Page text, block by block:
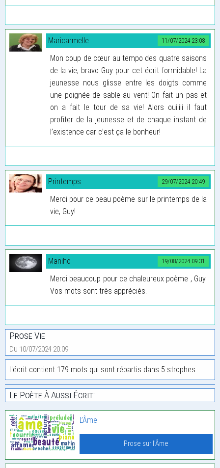
11/07/2024 23:08
Maricarmelle
Mon coup de cœur au tempo des quatre saisons
de la vie, bravo Guy pour cet écrit formidable! La
jeunesse nous glisse entre les doigts comme
une poignée de sable au vent! On fait un pas et
on a fait le tour de sa vie! Alors ouiiiii il faut
profiter de la jeunesse et de chaque instant de
l’existence car c’est ça le bonheur!
29/07/2024 20:49
Printemps
Merci pour ce beau poème sur le printemps de la
vie, Guy!
19/08/2024 09:31
Maniho
Merci beaucoup pour ce chaleureux poème , Guy.
Vos mots sont très appréciés.
Prose Vie
Du 10/07/2024 20:09
L'écrit contient 179 mots qui sont répartis dans 5 strophes.
Le Poète À Aussi Écrit:
L’Âme
Prose sur l'Âme